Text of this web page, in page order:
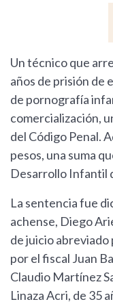
Un técnico que
años de prisión de
de pornografía
comercialización,
del Código Penal.
pesos, una suma
Desarrollo Infantil
La sentencia fue
achense, Diego
de juicio
por el fiscal Juan
Claudio Martínez
Linaza Acri, de 35